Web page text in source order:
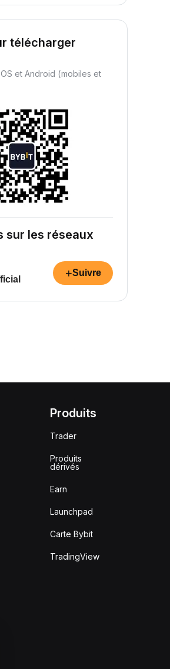
télécharger
et Android (mobiles et
sur les réseaux
+Suivre
Produits
Trader
Produits
dérivés
Earn
Launchpad
Carte Bybit
TradingView